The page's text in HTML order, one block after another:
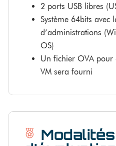
2 ports USB libres
Système 64bits avec
d’administrations
OS)
Un fichier OVA pour
VM sera fourni
Modalités